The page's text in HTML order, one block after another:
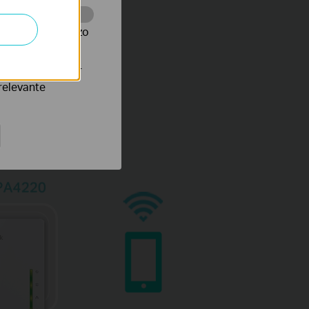
te volgen en zo
waar